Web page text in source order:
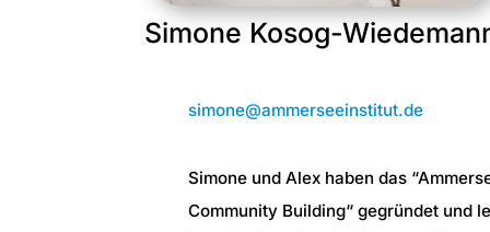
Simone Kosog-
simone@ammerseeinstitut.de
Simone und Alex haben das “
Community Building“ gegründet und